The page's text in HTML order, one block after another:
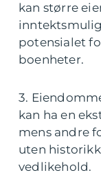
kan større
potensialet
boenheter.
3.
kan ha en
mens andre
uten
vedlikehold.